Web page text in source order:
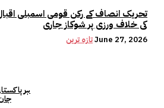
تحریک انصاف کے رکن قومی اسمبلی
کی خلاف ورزی پر شوکاز جاری
تازہ ترینJune 27, 2026
ہر